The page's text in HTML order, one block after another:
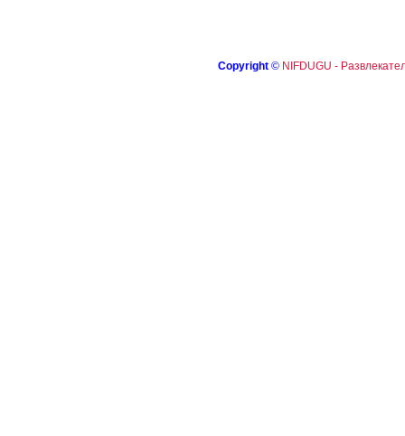
Copyright © NIFDUGU -